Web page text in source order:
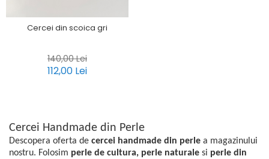
Cercei din scoica gri
140,00 Lei
112,00 Lei
Cercei Handmade din Perle
Descopera oferta de cercei handmade din perle a magazinului
nostru. Folosim perle de cultura, perle naturale si perle din